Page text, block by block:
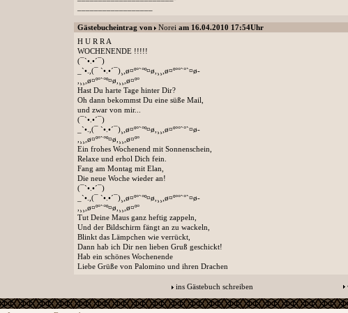
Gästebucheintrag von Norei am 16.04.2010 17:54Uhr
H U R R A
WOCHENENDE !!!!!
(¯`•.•´¯)
_`•.,(¯ `•.•´¯)¸,ø¤º°`°º¤ø,¸¸,ø¤º°°`°`¤ø-
,¸¸,ø¤º°`°º¤ø,¸¸,ø¤º°
Hast Du harte Tage hinter Dir?
Oh dann bekommst Du eine süße Mail,
und zwar von mir...
(¯`•.•´¯)
_`•.,(¯ `•.•´¯)¸,ø¤º°`°º¤ø,¸¸,ø¤º°°`°`¤ø-
,¸¸,ø¤º°`°º¤ø,¸¸,ø¤º°
Ein frohes Wochenend mit Sonnenschein,
Relaxe und erhol Dich fein.
Fang am Montag mit Elan,
Die neue Woche wieder an!
(¯`•.•´¯)
_`•.,(¯ `•.•´¯)¸,ø¤º°`°º¤ø,¸¸,ø¤º°°`°`¤ø-
,¸¸,ø¤º°`°º¤ø,¸¸,ø¤º°
Tut Deine Maus ganz heftig zappeln,
Und der Bildschirm fängt an zu wackeln,
Blinkt das Lämpchen wie verrückt,
Dann hab ich Dir nen lieben Gruß geschickt!
Hab ein schönes Wochenende
Liebe Grüße von Palomino und ihren Drachen
ins Gästebuch schreiben